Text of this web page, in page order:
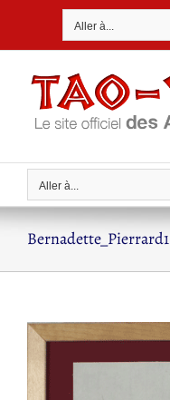
Aller à...
Aller à...
Bernadette_Pierrard1